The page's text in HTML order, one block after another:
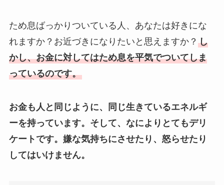
ため息ばっかりついている人、あなたは好きにな
れますか？お近づきになりたいと思えますか？ し
かし、お金に対してはため息を平気でついてしま
っているのです。
お金も人と同じように、同じ生きているエネルギ
ーを持っています。そして、なによりとてもデリ
ケートです。嫌な気持ちにさせたり、怒らせたり
してはいけません。